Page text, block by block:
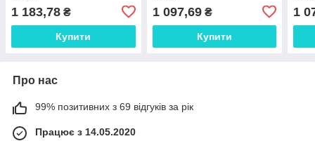
1 183,78 ₴
Купити
1 097,69₴
Купити
1
Про нас
99% позитивних з 69 відгуків за рік
Працює з 14.05.2020